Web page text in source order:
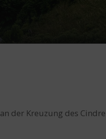
der Kreuzung des